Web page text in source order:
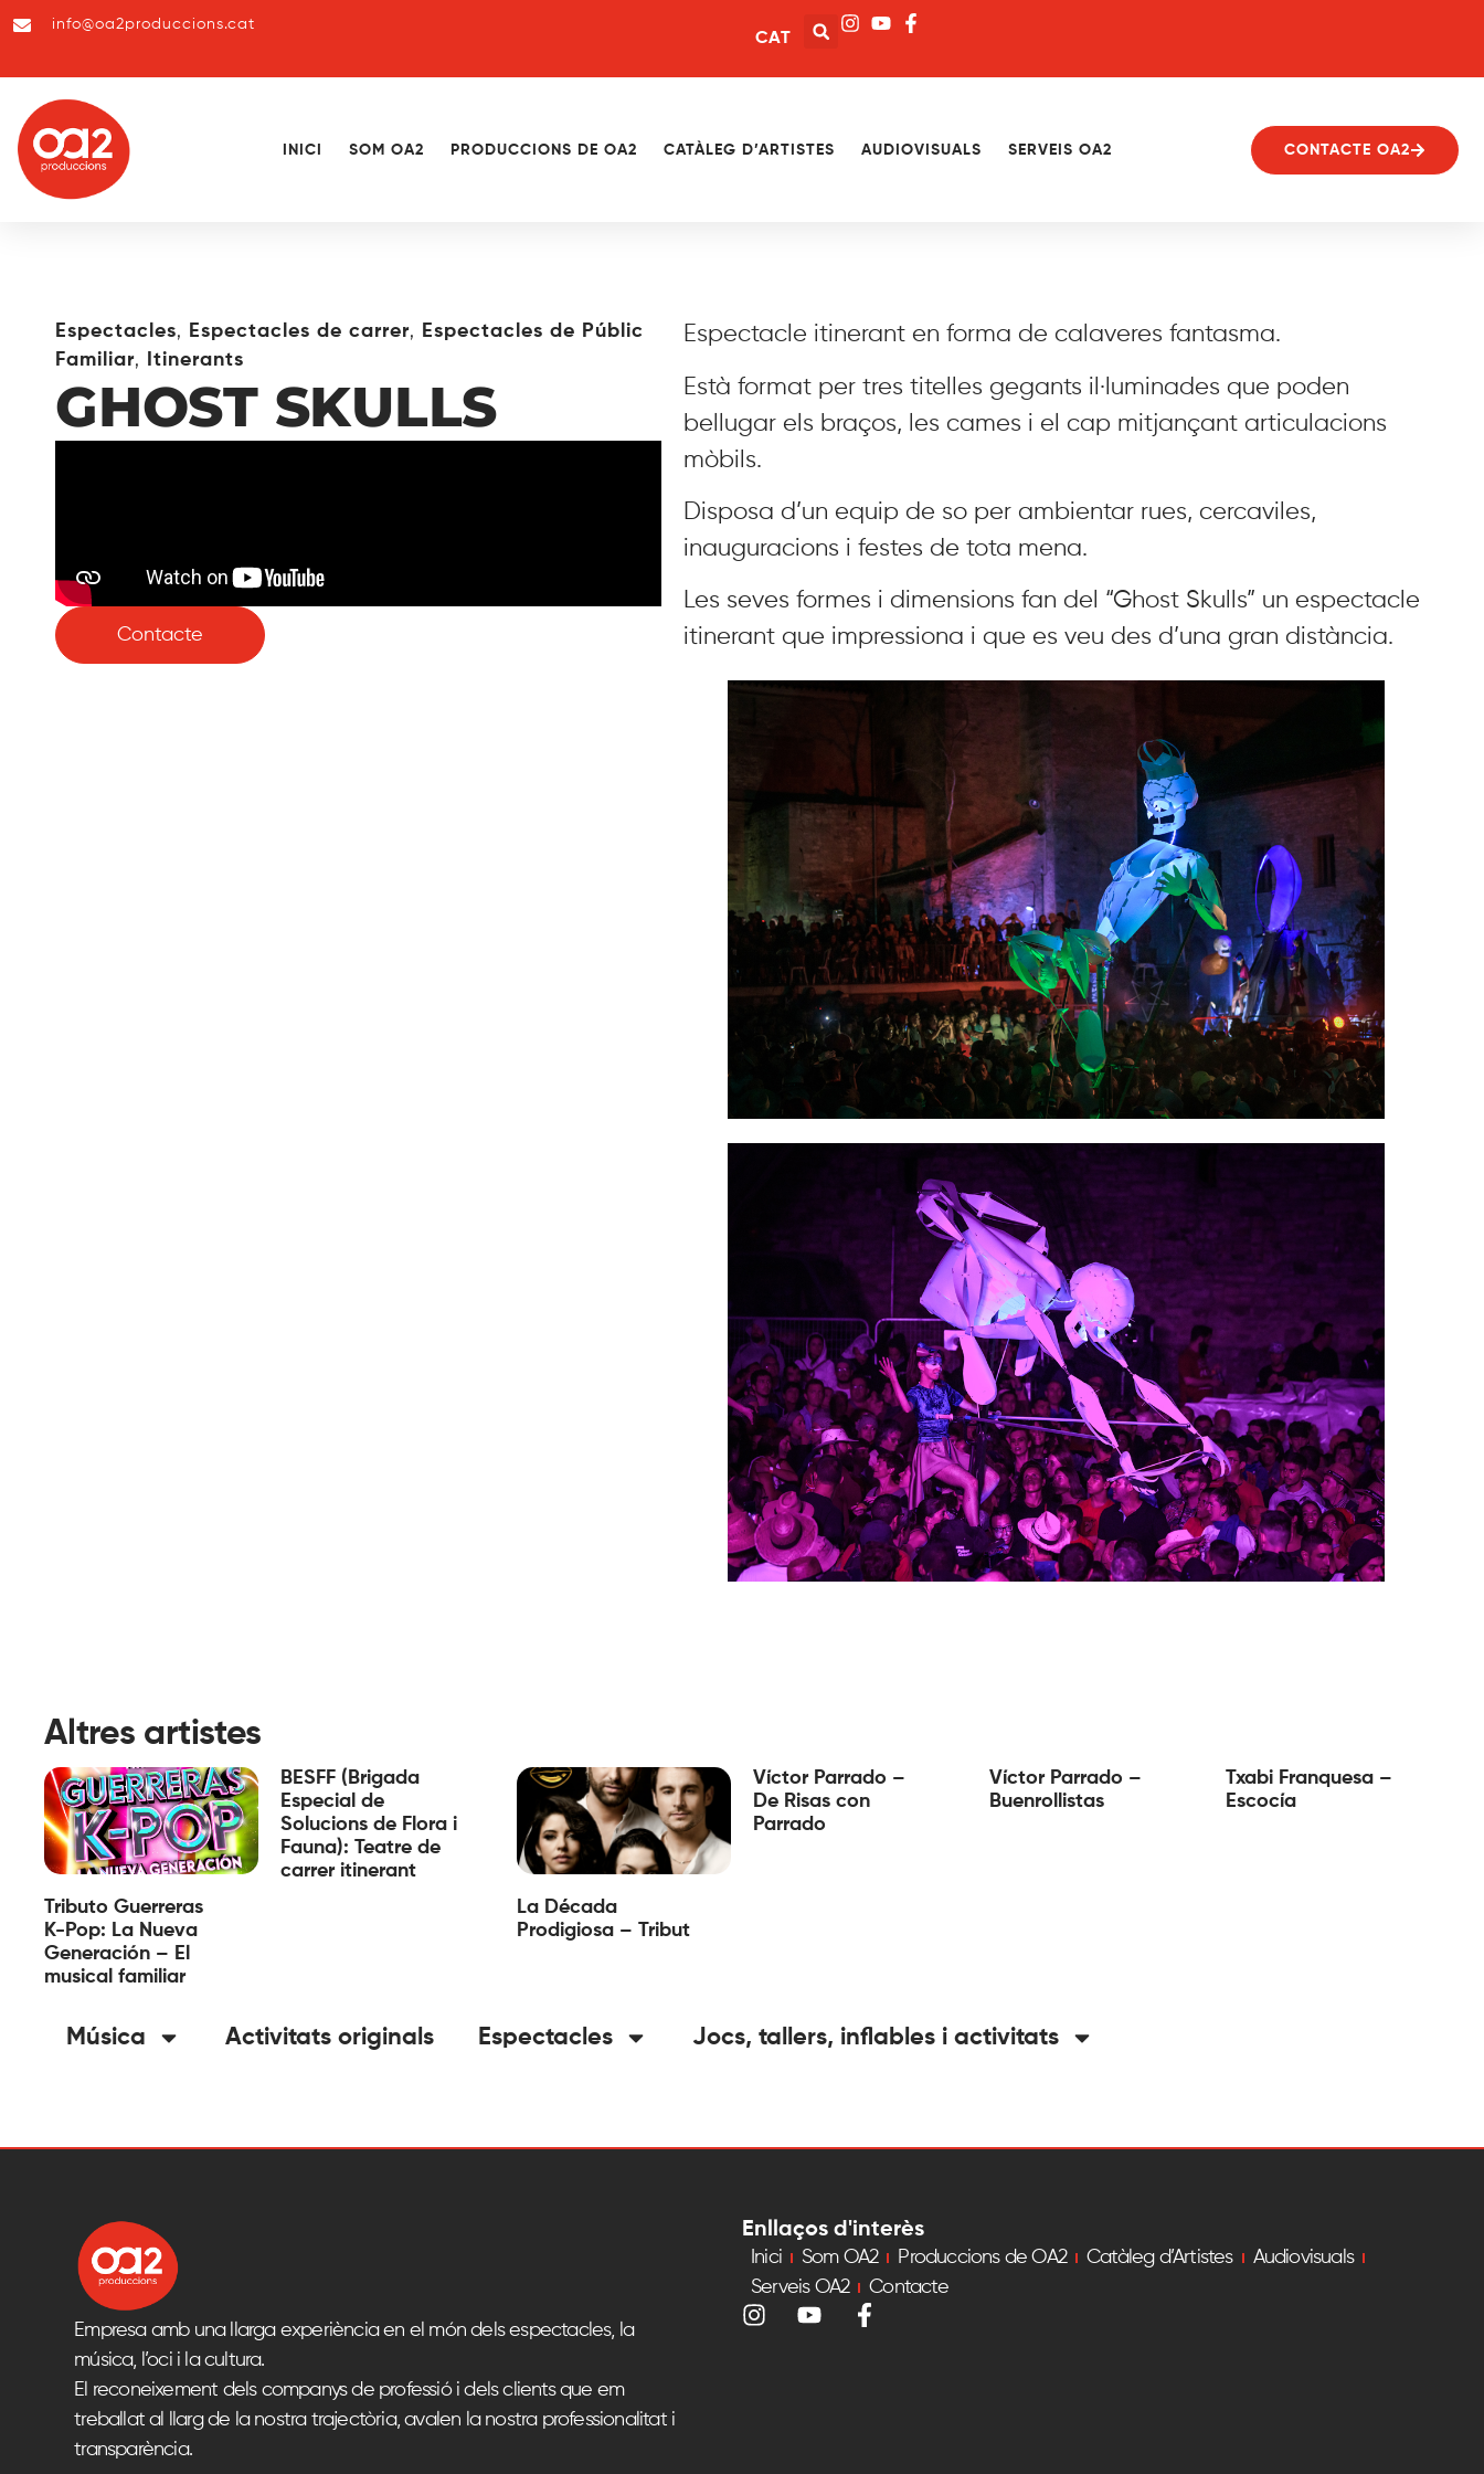
info@oa2produccions.cat
CAT
INICI SOM OA2 PRODUCCIONS DE OA2 CATÀLEG D’ARTISTES AUDIOVISUALS SERVEIS OA2 CONTACTE OA2
Espectacles, Espectacles de carrer,
Espectacles de Públic
Familiar, Itinerants
GHOST SKULLS
Contacte
Espectacle itinerant en forma de calaveres fantasma.
Està format per tres titelles gegants il·luminades que poden
bellugar els braços, les cames i el cap mitjançant articulacions
mòbils.
Disposa d’un equip de so per ambientar rues, cercaviles,
inauguracions i festes de tota mena.
Les seves formes i dimensions fan del “Ghost Skulls” un espectacle
itinerant que impressiona i que es veu des d’una gran distància.
Altres artistes
Tributo Guerreras
K-Pop: La Nueva
Generación – El
musical familiar
BESFF (Brigada
Especial de
Solucions de Flora i
Fauna): Teatre de
carrer itinerant
La Década
Prodigiosa – Tribut
Víctor Parrado –
De Risas con
Parrado
Víctor Parrado –
Buenrollistas
Txabi Franquesa –
Escocía
Música Activitats originals Espectacles Jocs, tallers, inflables i activitats
Empresa amb una llarga experiència en el món dels espectacles, la
música, l’oci i la cultura.
El reconeixement dels companys de professió i dels clients que em
treballat al llarg de la nostra trajectòria, avalen la nostra professionalitat i
transparència.
Enllaços d'interès
Inici Som OA2 Produccions de OA2 Catàleg d’Artistes
Audiovisuals
Serveis OA2
Contacte